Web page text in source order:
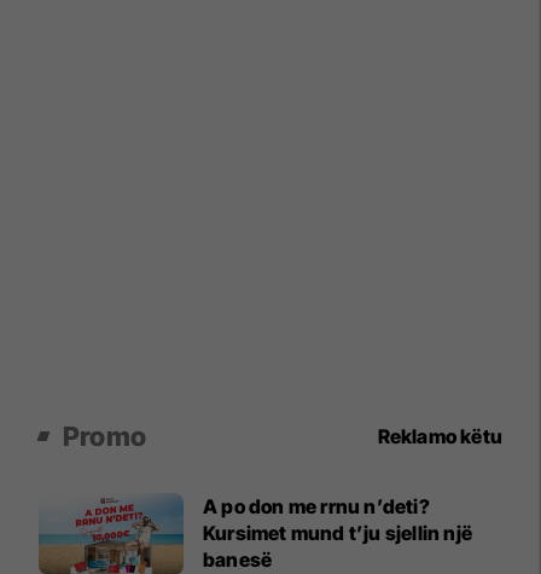
Promo Reklamo këtu
A po don me rrnu n’deti?
Kursimet mund t’ju sjellin një
banesë